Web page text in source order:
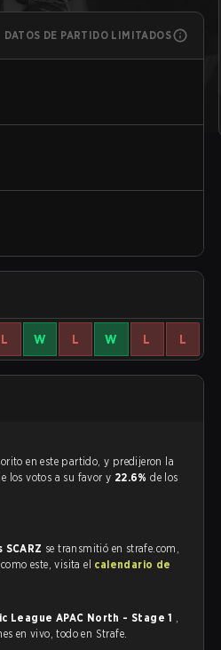
DATOS DE PARTIDO LIMITADOS
L W L W L L
los votos a su favor y 22.6%de los
SCARZ se transmitió en strafe.com,
este, visita el calendario de
League APAC North - Stage 1 ,
en vivo, todo en Strafe.